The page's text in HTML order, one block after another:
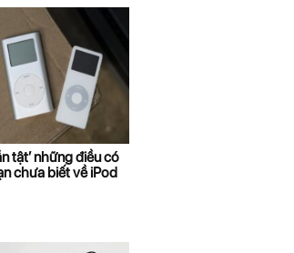
tật’ những điều có
chưa biết về iPod